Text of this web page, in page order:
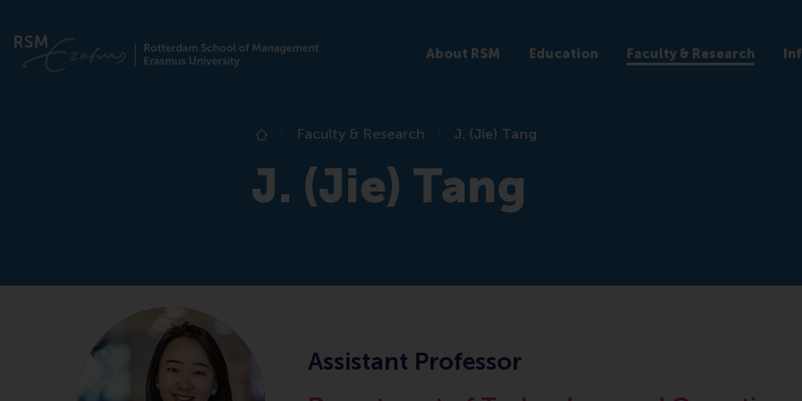
About RSM Education Faculty & Research
Home
Faculty & Research J. (Jie) Tang
J. (Jie) Tang
Assistant Professor